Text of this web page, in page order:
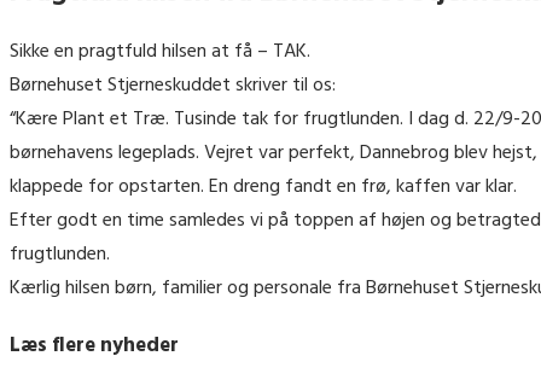
Sikke en pragtfuld hilsen at få – TAK.
Børnehuset Stjerneskuddet skriver til os:
“Kære Plant et Træ. Tusinde tak for frugtlunden. I dag d. 22/9-
børnehavens legeplads. Vejret var perfekt, Dannebrog blev
klappede for opstarten. En dreng fandt en frø, kaffen var klar.
Efter godt en time samledes vi på toppen af højen og
frugtlunden.
Kærlig hilsen børn, familier og personale fra Børnehuset
Læs flere nyheder